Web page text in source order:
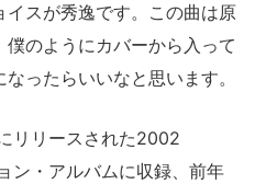
イスが秀逸です。この曲は原
のようにカバーから入って
ったらいいなと思います。
リリースされた2002
ン・アルバムに収録、前年